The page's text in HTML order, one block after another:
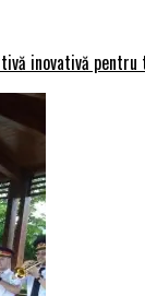
inovativă